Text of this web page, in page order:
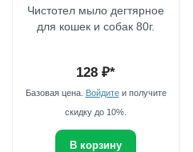
Чистотел мыло дегтярное
для кошек и собак 80г.
128 ₽*
Базовая цена. Войдитеи получите
скидку до 10%.
В корзину